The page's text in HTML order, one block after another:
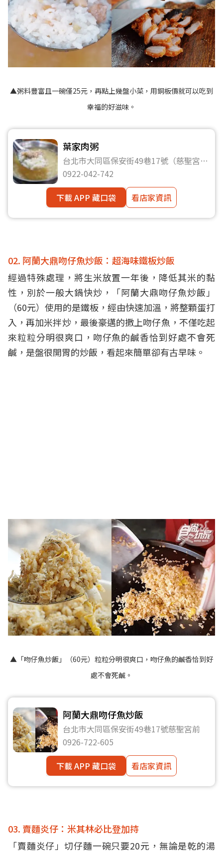
▲粥料豐富且一碗僅25元，再點上幾盤小菜，用銅板價就可以吃到
幸福的好滋味。
葉家肉粥
台北市大同區保安街49巷17號（慈聖宮
前）
0922-042-742
下載 APP 藏口袋
看店家資訊
02. 阿蘭大鼎吻仔魚炒飯：超海味鐵板炒飯
經過特殊處理，將生米放置一年後，降低其米的黏
性，別於一般大鍋快炒，「阿蘭大鼎吻仔魚炒飯」
（60元）使用的是鐵板，經由快速加溫，將整顆蛋打
入，再加米拌炒，最後豪邁的撒上吻仔魚，不僅吃起
來粒粒分明很爽口，吻仔魚的鹹香恰到好處不會死
鹹，是盤很開胃的炒飯，看起來簡單卻有古早味。
▲「吻仔魚炒飯」（60元）粒粒分明很爽口，吻仔魚的鹹香恰到好
處不會死鹹。
阿蘭大鼎吻仔魚炒飯
台北市大同區保安街49巷17號慈聖宮前
0926-722-605
下載 APP 藏口袋
看店家資訊
03. 賣麵炎仔：米其林必比登加持
「賣麵炎仔」切仔麵一碗只要20元，無論是乾的湯